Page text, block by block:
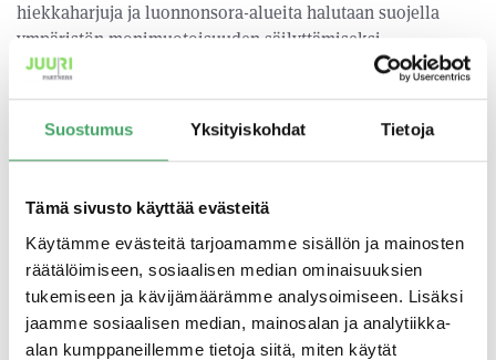
Suostumus Yksityiskohdat Tietoja
Tämä sivusto käyttää evästeitä
Käytämme evästeitä tarjoamamme sisällön ja mainosten
räätälöimiseen, sosiaalisen median ominaisuuksien
tukemiseen ja kävijämäärämme analysoimiseen. Lisäksi
jaamme sosiaalisen median, mainosalan ja analytiikka-
alan kumppaneillemme tietoja siitä, miten käytät
hiekkaharjuja ja luonnonsora-alueita halutaan suojella
ympäristön monimuotoisuuden säilyttämiseksi.
”Ruotsissa on jo pidemmän aikaa verotettu
luonnonhiekan käyttöä biodiversiteetin
Partnersin sijoitusjohtaja Aki Samaletdin, joka toimii
myös Kamrockin hallituksessa.
Esimerkiksi Helsingin alueelle hiekkaa joudutaan tällä
hetkellä kuljettamaan Porvoosta ja Hämeestä rekoilla,
koska sitä on lähempänä rajallisesti saatavilla, ja etäisyydet